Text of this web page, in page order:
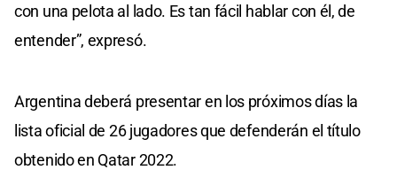
con una pelota al lado. Es tan fácil hablar con él, de
entender”, expresó.
Argentina deberá presentar en los próximos días la
lista oficial de 26 jugadores que defenderán el título
obtenido en Qatar 2022.